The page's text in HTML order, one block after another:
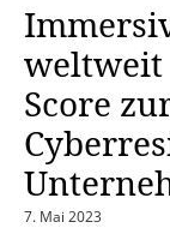
weltweit
Score
7. Mai 2023